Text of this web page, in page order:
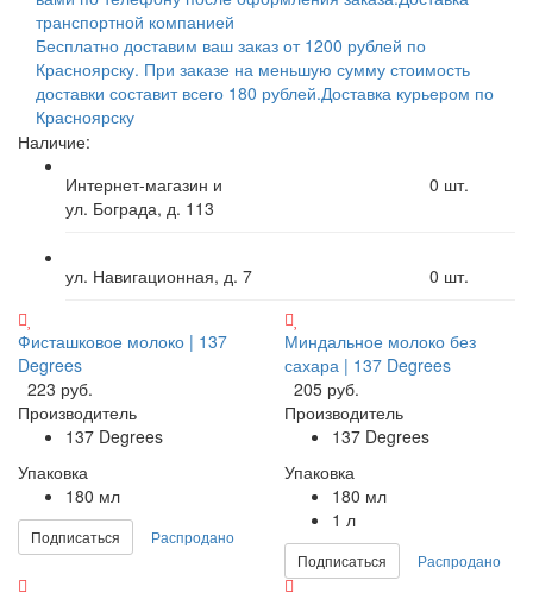
транспортной компанией
Бесплатно доставим ваш заказ от 1200 рублей по
Красноярску. При заказе на меньшую сумму стоимость
доставки составит всего 180 рублей.Доставка курьером по
Красноярску
Наличие:
Интернет-магазин и
ул. Бограда, д. 113
0 шт.
ул. Навигационная, д. 7 0 шт.
Фисташковое молоко | 137
Degrees
223 руб.
Производитель
137 Degrees
Упаковка
180 мл
Подписаться Распродано
Миндальное молоко без
сахара | 137 Degrees
205 руб.
Производитель
137 Degrees
Упаковка
180 мл
1 л
Подписаться Распродано